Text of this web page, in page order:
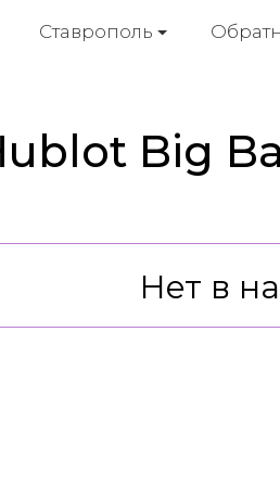
Ставрополь
Big
Нет в